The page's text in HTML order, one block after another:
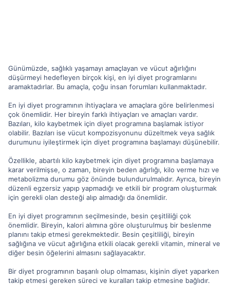
Günümüzde, sağlıklı yaşamayı amaçlayan ve vücut ağırlığını
düşürmeyi hedefleyen birçok kişi, en iyi diyet programlarını
aramaktadırlar. Bu amaçla, çoğu insan forumları kullanmaktadır.
En iyi diyet programının ihtiyaçlara ve amaçlara göre belirlenmesi
çok önemlidir. Her bireyin farklı ihtiyaçları ve amaçları vardır.
Bazıları, kilo kaybetmek için diyet programına başlamak istiyor
olabilir. Bazıları ise vücut kompozisyonunu düzeltmek veya sağlık
durumunu iyileştirmek için diyet programına başlamayı düşünebilir.
Özellikle, abartılı kilo kaybetmek için diyet programına başlamaya
karar verilmişse, o zaman, bireyin beden ağırlığı, kilo verme hızı ve
metabolizma durumu göz önünde bulundurulmalıdır. Ayrıca, bireyin
düzenli egzersiz yapıp yapmadığı ve etkili bir program oluşturmak
için gerekli olan desteği alıp almadığı da önemlidir.
En iyi diyet programının seçilmesinde, besin çeşitliliği çok
önemlidir. Bireyin, kalori alımına göre oluşturulmuş bir beslenme
planını takip etmesi gerekmektedir. Besin çeşitliliği, bireyin
sağlığına ve vücut ağırlığına etkili olacak gerekli vitamin, mineral ve
diğer besin öğelerini almasını sağlayacaktır.
Bir diyet programının başarılı olup olmaması, kişinin diyet yaparken
takip etmesi gereken süreci ve kuralları takip etmesine bağlıdır.